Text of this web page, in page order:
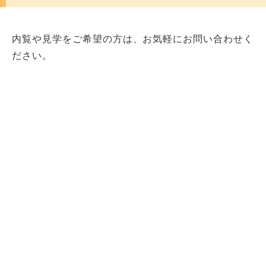
内覧や見学をご希望の方は、お気軽にお問い合わせく
ださい。